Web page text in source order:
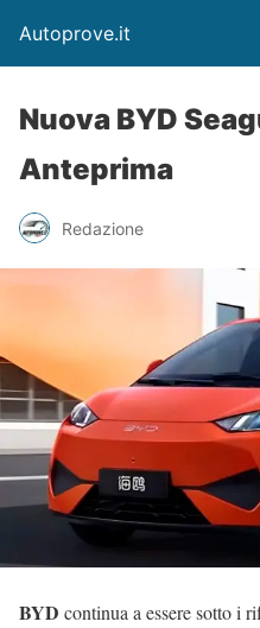
Autoprove.it
Nuova BYD
Anteprima
Redazione
BYD continua a essere sotto i